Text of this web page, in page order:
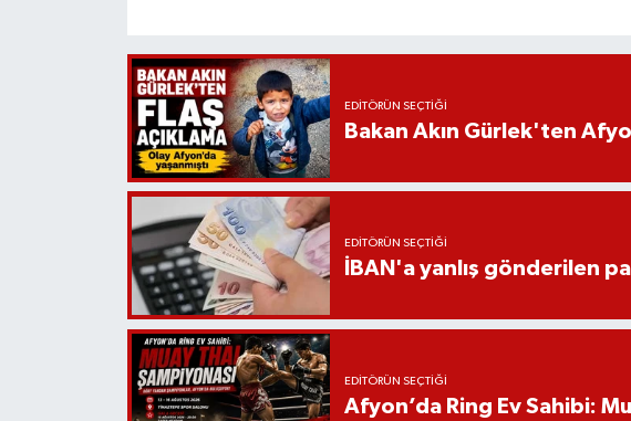
EDITÖRÜN SEÇTIĞI
Bakan Akın Gürlek'ten
EDITÖRÜN SEÇTIĞI
İBAN'a yanlış gönderilen
EDITÖRÜN SEÇTIĞI
Afyon’da Ring Ev Sahibi: